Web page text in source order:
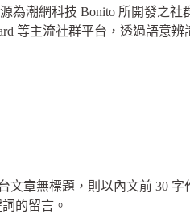
為潮網科技 Bonito 所開發之社
等主流社群平台，透過語意辨
文章無標題，則以內文前 30 字
的留言。